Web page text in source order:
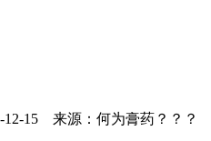
12-15 来源：何为膏药？？？